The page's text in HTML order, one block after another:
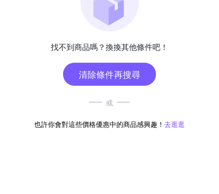
找不到商品嗎？換換其他條件吧！
清除條件再搜尋
或
也許你會對這些價格優惠中的商品感興趣！ 去逛逛